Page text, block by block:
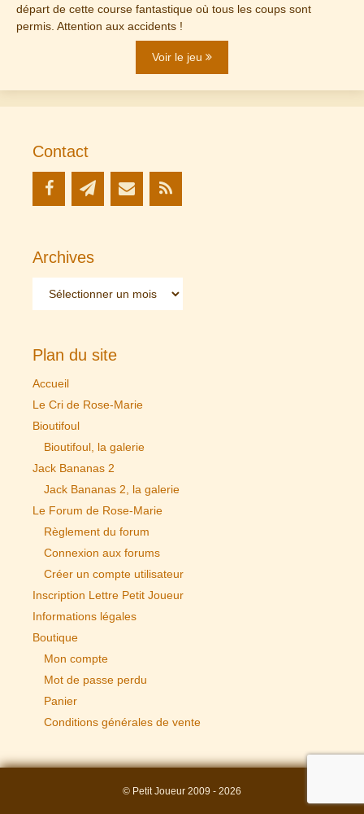
départ de cette course fantastique où tous les coups sont
permis. Attention aux accidents !
Voir le jeu
Contact
Archives
Plan du site
Accueil
Le Cri de Rose-Marie
Bioutifoul
Bioutifoul, la galerie
Jack Bananas 2
Jack Bananas 2, la galerie
Le Forum de Rose-Marie
Règlement du forum
Connexion aux forums
Créer un compte utilisateur
Inscription Lettre Petit Joueur
Informations légales
Boutique
Mon compte
Mot de passe perdu
Panier
Conditions générales de vente
© Petit Joueur 2009 - 2026